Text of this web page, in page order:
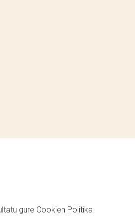
gure Cookien Politika